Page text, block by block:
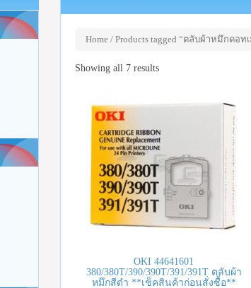
Home / Products tagged “ตลับผ้าหมึกดอท
Showing all 7 results
OKI 44641601
380/380T/390/390T/391/391T ตลับผ้า
หมึกสีดำ **เช็คสินค้าก่อนสั่งซื้อ**